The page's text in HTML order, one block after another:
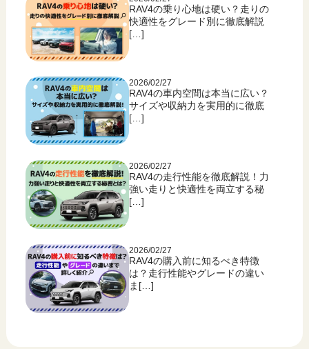
RAV4の乗り心地は硬い？走りの
快適性をグレード別に徹底解説
[…]
2026/02/27
RAV4の車内空間は本当に広い？
サイズや収納力を実用的に徹底
[…]
2026/02/27
RAV4の走行性能を徹底解説！力
強い走りと快適性を両立する秘
[…]
2026/02/27
RAV4の購入前に知るべき特徴
は？走行性能やグレードの違い
ま[…]